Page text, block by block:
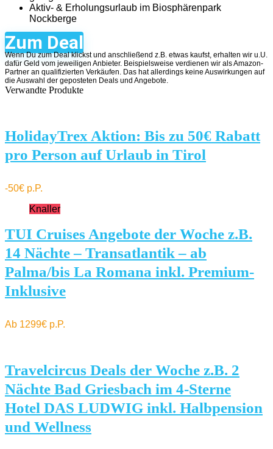
Aktiv- & Erholungsurlaub im Biosphärenpark
Nockberge
Zum Deal
Wenn Du zum Deal klickst und anschließend z.B. etwas kaufst, erhalten wir u.U.
dafür Geld vom jeweiligen Anbieter. Beispielsweise verdienen wir als Amazon-
Partner an qualifizierten Verkäufen. Das hat allerdings keine Auswirkungen auf
die Auswahl der geposteten Deals und Angebote.
Verwandte Produkte
HolidayTrex Aktion: Bis zu 50€ Rabatt
pro Person auf Urlaub in Tirol
-50€ p.P.
Knaller
TUI Cruises Angebote der Woche z.B.
14 Nächte – Transatlantik – ab
Palma/bis La Romana inkl. Premium-
Inklusive
Ab 1299€ p.P.
Travelcircus Deals der Woche z.B. 2
Nächte Bad Griesbach im 4-Sterne
Hotel DAS LUDWIG inkl. Halbpension
und Wellness